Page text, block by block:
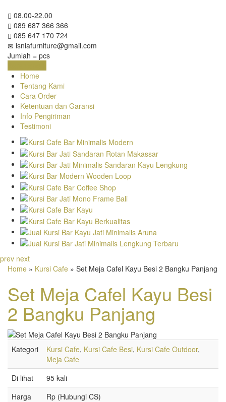
08.00-22.00
089 687 366 366
085 647 170 724
isniafurniture@gmail.com
Jumlah = pcs
Home
Tentang Kami
Cara Order
Ketentuan dan Garansi
Info Pengiriman
Testimoni
prev next
Home » Kursi Cafe » Set Meja Cafel Kayu Besi 2 Bangku Panjang
Set Meja Cafel Kayu Besi
2 Bangku Panjang
Kategori Kursi Cafe, Kursi Cafe Besi, Kursi Cafe Outdoor,
Meja Cafe
Di lihat
95 kali
Harga
Rp (Hubungi CS)